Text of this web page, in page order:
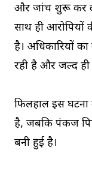
और जांच शुरू कर
साथ ही आरोपियों
है। अधिकारियों
रही है और जल्द ही
फिलहाल इस
है, जबकि पंकज
बनी हुई है।